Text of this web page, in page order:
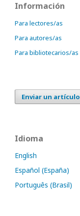
Información
Para lectores/as
Para autores/as
Para bibliotecarios/as
Enviar un artículo
Idioma
English
Español (España)
Português (Brasil)